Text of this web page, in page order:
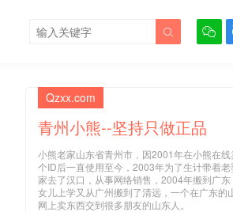


Qzxx.com
青州小熊--坚持只做正品
小熊老家山东省青州市，因2001年在小熊在
个ID后一直使用至今，2003年为了生计带着
家去了汉口，从事网络销售，2004年搬到广
女儿上学又从广州搬到了清远，一个在广东的
网上卖东西交到很多朋友的山东人。